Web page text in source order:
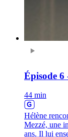
Épisode 6
44 min
Hélène
Mezzé, une
ans. Il lui